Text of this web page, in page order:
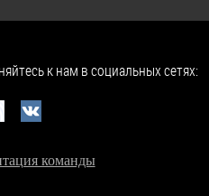
к нам в социальных сетях:
команды